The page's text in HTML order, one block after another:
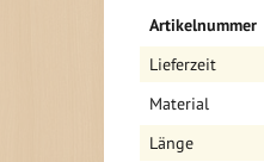
HPL
- Maße: 3050
- Stärke: 6 mm
Mehr
Informationen
Artikelnummer
Lieferzeit
Material
Länge